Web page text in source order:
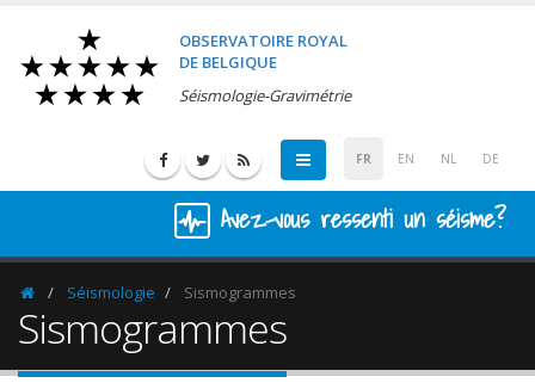
OBSERVATOIRE ROYAL
DE BELGIQUE
Séismologie-Gravimétrie
FR EN NL DE
Avez-vous ressenti un séisme?
HomepageSéismologie Sismogrammes
Sismogrammes